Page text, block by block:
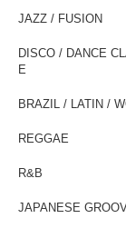
JAZZ / FUSION
DISCO / DANCE
E
BRAZIL / LATIN /
REGGAE
R&B
JAPANESE